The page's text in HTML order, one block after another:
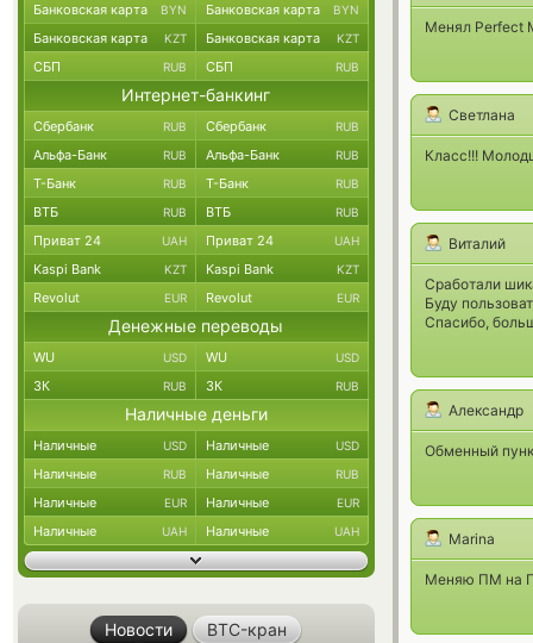
Менял Perfect
Светлана
Класс!!!
Виталий
Сработали
Буду
Спасибо,
Александр
Обменный
Marina
Меняю ПМ на
Банковская карта BYN Банковская карта BYN
Банковская карта KZT Банковская карта KZT
СБП RUB СБП RUB
Интернет-банкинг
Сбербанк RUB Сбербанк RUB
Альфа-Банк RUB Альфа-Банк RUB
Т-Банк RUB Т-Банк RUB
ВТБ RUB ВТБ RUB
Приват 24 UAH Приват 24 UAH
Kaspi Bank KZT Kaspi Bank KZT
Revolut EUR Revolut EUR
Денежные переводы
WU USD WU USD
ЗК RUB ЗК RUB
Наличные деньги
Наличные USD Наличные USD
Наличные RUB Наличные RUB
Наличные EUR Наличные EUR
Наличные UAH Наличные UAH
Новости BTC-кран